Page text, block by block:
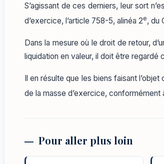
S’agissant de ces derniers, leur sort
d’exercice, l’article 758-5, alinéa 2e, du
Dans la mesure où le droit de retour,
liquidation en valeur, il doit être
Il en résulte que les biens faisant
de la masse d’exercice, conformément
Pour aller plus loin